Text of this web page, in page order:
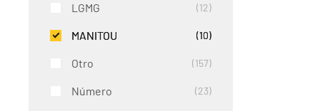
LGMG 12
MANITOU 10
Otro 157
Número 23